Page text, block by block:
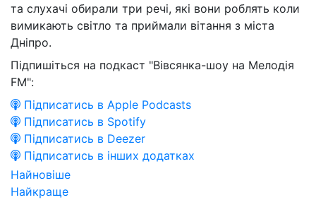
та слухачі обирали три речі, які вони роблять коли
вимикають світло та приймали вітання з міста
Дніпро.
Підпишіться на подкаст "Вівсянка-шоу на Мелодія
FM":
Підписатись в Apple Podcasts
Підписатись в Spotify
Підписатись в Deezer
Підписатись в інших додатках
Найновіше
Найкраще